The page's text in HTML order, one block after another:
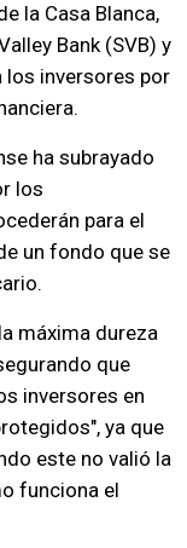
la Casa Blanca,
Bank (SVB) y
los inversores por
ha subrayado
los
para el
un fondo que se
máxima dureza
que
inversores en
ya que
este no valió la
funciona el